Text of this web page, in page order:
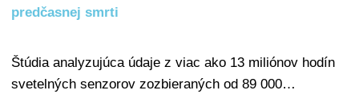
predčasnej smrti
Štúdia analyzujúca údaje z viac ako 13 miliónov hodín
svetelných senzorov zozbieraných od 89 000…